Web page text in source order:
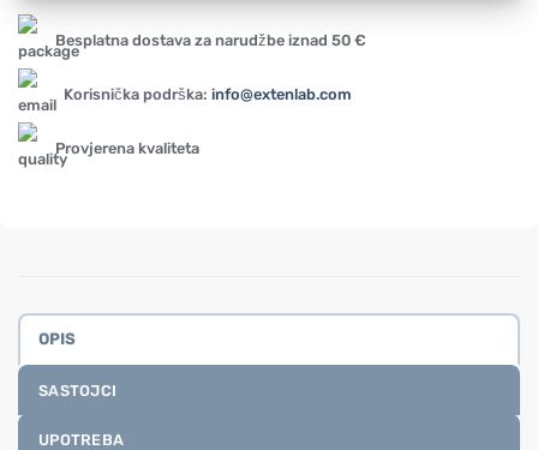
Besplatna dostava za narudžbe iznad 50 €
Korisnička podrška: info@extenlab.com
Provjerena kvaliteta
OPIS
SASTOJCI
UPOTREBA